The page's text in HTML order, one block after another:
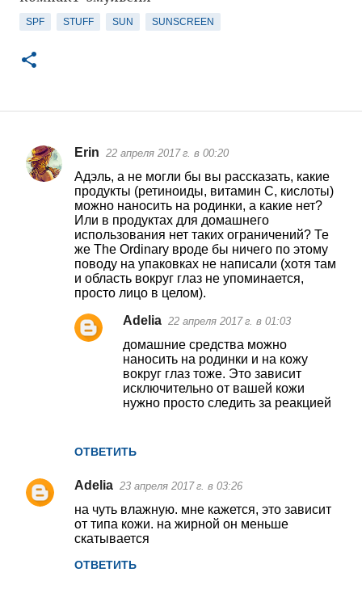
SPF STUFF SUN SUNSCREEN
К
Erin 22 апреля 2017 г. в 00:20
Адэль, а не могли бы вы рассказать, какие
продукты (ретиноиды, витамин С, кислоты)
можно наносить на родинки, а какие нет?
Или в продуктах для домашнего
использования нет таких ограничений? Те
же The Ordinary вроде бы ничего по этому
поводу на упаковках не написали (хотя там
и область вокруг глаз не упоминается,
просто лицо в целом).
ОТВЕТИТЬ
Adelia 22 апреля 2017 г. в 01:03
домашние средства можно
наносить на родинки и на кожу
вокруг глаз тоже. Это зависит
исключительно от вашей кожи
нужно просто следить за реакцией
Adelia 23 апреля 2017 г. в 03:26
на чуть влажную. мне кажется, это зависит
от типа кожи. на жирной он меньше
скатывается
ОТВЕТИТЬ